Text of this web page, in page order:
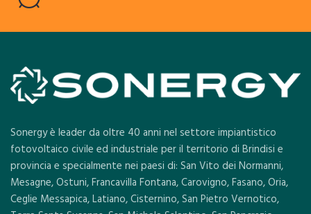
Sonergy è leader da oltre 40 anni nel settore impiantistico
fotovoltaico civile ed industriale per il territorio di Brindisi e
provincia e specialmente nei paesi di: San Vito dei Normanni,
Mesagne, Ostuni, Francavilla Fontana, Carovigno, Fasano, Oria,
Ceglie Messapica, Latiano, Cisternino, San Pietro Vernotico,